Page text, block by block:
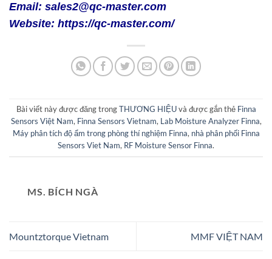
Email: sales2@qc-master.com
Website: https://qc-master.com/
Bài viết này được đăng trongTHƯƠNG HIỆUvà được gắn thẻ Finna
Sensors Việt Nam, Finna Sensors Vietnam, Lab Moisture Analyzer Finna,
Máy phân tích độ ẩm trong phòng thí nghiệm Finna, nhà phân phối Finna
Sensors Viet Nam, RF Moisture Sensor Finna.
MS. BÍCH NGÀ
Mountztorque Vietnam MMF VIỆT NAM